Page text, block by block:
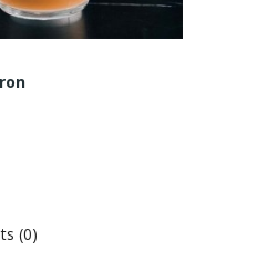
(0)